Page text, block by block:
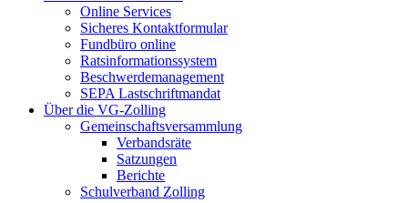
Online Services
Sicheres Kontaktformular
Fundbüro online
Ratsinformationssystem
Beschwerdemanagement
SEPA Lastschriftmandat
Über die VG-Zolling
Gemeinschaftsversammlung
Verbandsräte
Satzungen
Berichte
Schulverband Zolling